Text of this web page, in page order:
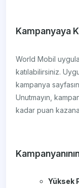
Kampanyaya
World Mobil
katılabilirsiniz.
kampanya
Unutmayın,
kadar puan
Yüksek